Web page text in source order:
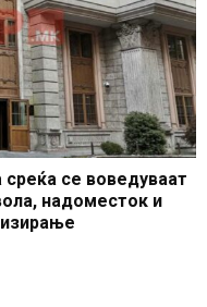
се воведуваат
надоместок и